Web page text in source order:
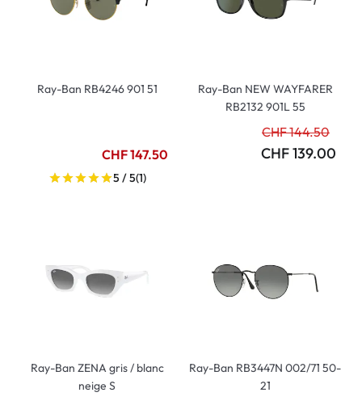
Ray-Ban RB4246 901 51
CHF 147.50
5 / 5(1)
Ray-Ban NEW WAYFARER
RB2132 901L 55
CHF 144.50
CHF 139.00
Ray-Ban ZENA gris / blanc
neige S
Ray-Ban RB3447N 002/71 50-
21